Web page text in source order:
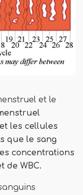
et le
les cellules
que le sang
concentrations
de WBC.